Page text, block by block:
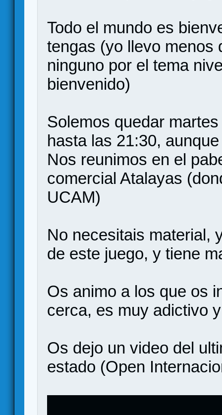
Todo el mundo es
tengas (yo llevo menos
ninguno por el tema
bienvenido)
Solemos quedar
hasta las 21:30,
Nos reunimos en el
comercial Atalayas
UCAM)
No necesitais material,
de este juego, y tiene
Os animo a los que os
cerca, es muy adictivo
Os dejo un video del
estado (Open